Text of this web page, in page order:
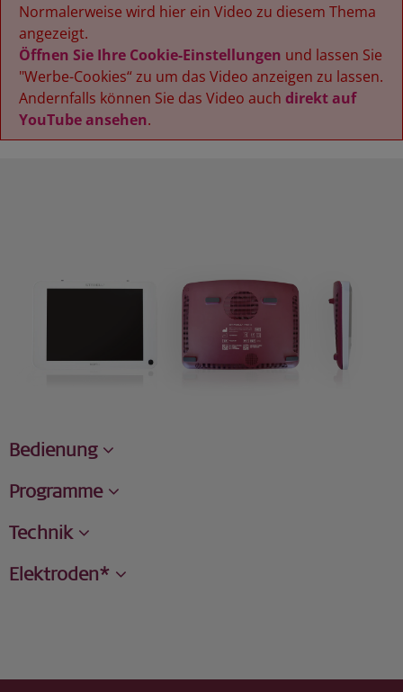
Normalerweise wird hier ein Video zu diesem Thema
angezeigt.
Öffnen Sie Ihre Cookie-Einstellungen und lassen Sie
"Werbe-Cookies“ zu um das Video anzeigen zu lassen.
Andernfalls können Sie das Video auch direkt auf
YouTube ansehen.
Bedienung
Programme
Technik
Elektroden*